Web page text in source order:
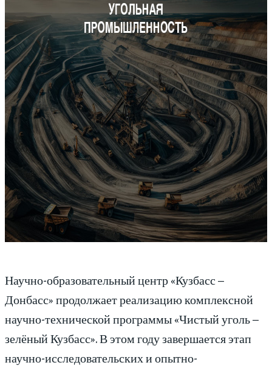
Научно-образовательный центр «Кузбасс –
Донбасс» продолжает реализацию комплексной
научно-технической программы «Чистый уголь –
зелёный Кузбасс». В этом году завершается этап
научно-исследовательских и опытно-